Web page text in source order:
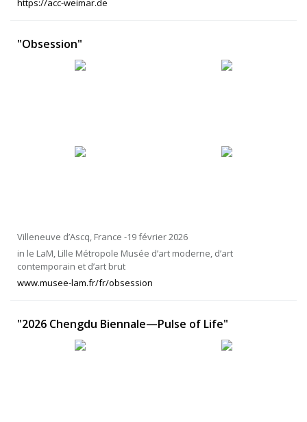
https://acc-weimar.de
"Obsession"
Villeneuve d’Ascq, France -19 février 2026
in le LaM, Lille Métropole Musée d’art moderne, d’art
contemporain et d’art brut
www.musee-lam.fr/fr/obsession
"2026 Chengdu Biennale—Pulse of Life"